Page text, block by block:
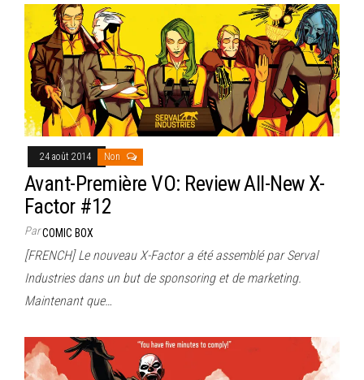
24 août 2014 Non
Avant-Première VO: Review All-New X-
Factor #12
ParCOMIC BOX
[FRENCH] Le nouveau X-Factor a été assemblé par Serval
Industries dans un but de sponsoring et de marketing.
Maintenant que…